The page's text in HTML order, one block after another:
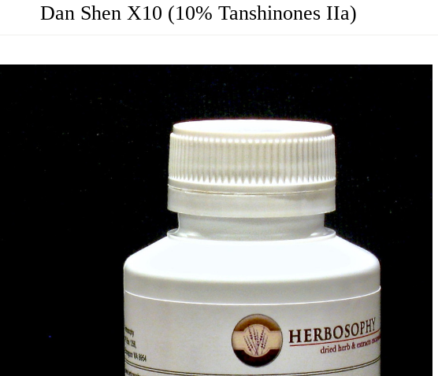
Dan Shen X10 (10% Tanshinones IIa)